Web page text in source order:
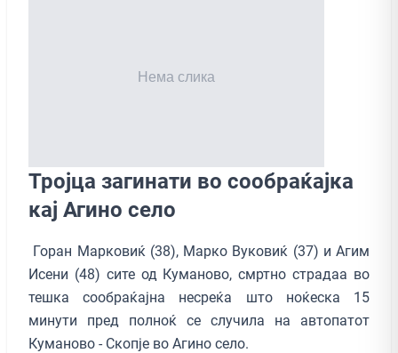
Тројца загинати во сообраќајка
кај Агино село
Горан Марковиќ (38), Марко Вуковиќ (37) и Агим
Исени (48) сите од Куманово, смртно страдаа во
тешка сообраќајна несреќа што ноќеска 15
минути пред полноќ се случила на автопатот
Куманово - Скопје во Агино село.